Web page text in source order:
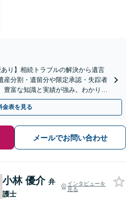
り】相続トラブルの解決から遺言
産分割・遺留分や限定承認・失踪者
豊富な知識と実績が強み。わかりや
話相談・夜間相談OK】
金表を見る
メールでお問い合わせ
小林 優介 弁
護士
インタビューを
見る